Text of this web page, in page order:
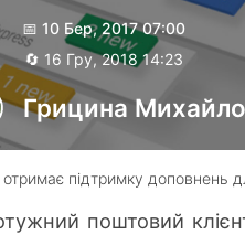
📅 10 Бер, 2017 07:00
🔄 16 Гру, 2018 14:23
Грицина Михайло
отримає підтримку доповнень
поштовий